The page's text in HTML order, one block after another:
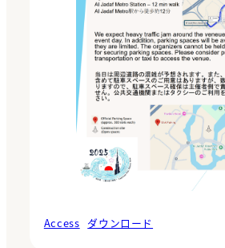
Access ダウンロード